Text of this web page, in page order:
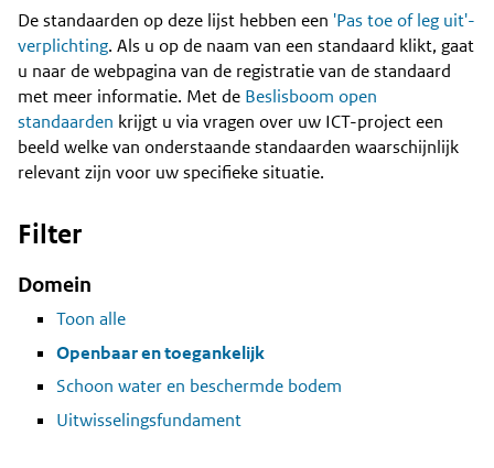
Content
De standaarden op deze lijst hebben een 'Pas toe of leg uit'-
verplichting. Als u op de naam van een standaard klikt, gaat
u naar de webpagina van de registratie van de standaard
met meer informatie. Met de Beslisboom open
standaarden krijgt u via vragen over uw ICT-project een
beeld welke van onderstaande standaarden waarschijnlijk
relevant zijn voor uw specifieke situatie.
Filter
Domein
Toon alle
Openbaar en toegankelijk
Schoon water en beschermde bodem
Uitwisselingsfundament